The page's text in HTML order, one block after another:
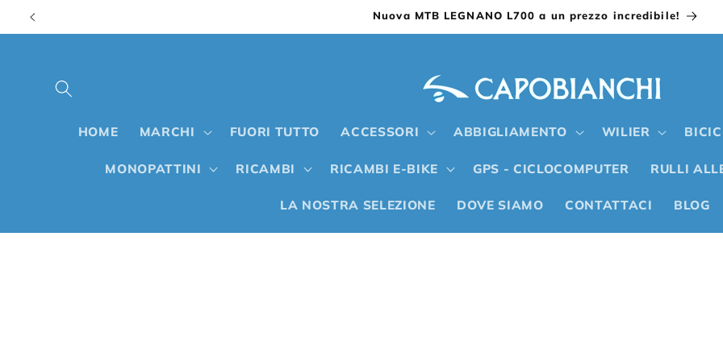
direttamente
ai contenuti
Nuova MTB LEGNANO L700 a un prezzo incredibile!
HOME MARCHI FUORI TUTTO ACCESSORI ABBIGLIAMENTO WILIER
MONOPATTINI RICAMBI RICAMBI E-BIKE GPS - CICLOCOMPUTER RULLI
LA NOSTRA SELEZIONE DOVE SIAMO CONTATTACI BLOG